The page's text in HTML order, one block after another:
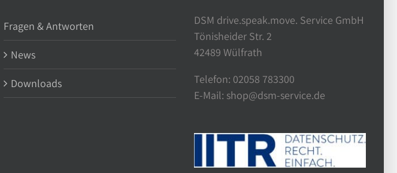
Fragen & Antworten
News
Downloads
DSM drive.speak.move. Service GmbH
Tönisheider Str. 2
42489 Wülfrath
Telefon: 02058 783300
E-Mail: shop@dsm-service.de